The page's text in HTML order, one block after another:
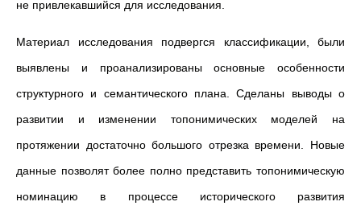
не привлекавшийся для исследования.
Материал исследования подвергся классификации, были
выявлены и проанализированы основные особенности
структурного и семантического плана. Сделаны выводы о
развитии и изменении топонимических моделей на
протяжении достаточно большого отрезка времени. Новые
данные позволят более полно представить топонимическую
номинацию в процессе исторического развития